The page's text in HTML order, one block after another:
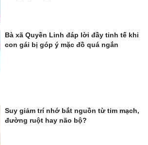
Bà xã Quyền Linh đáp lời đầy tinh tế khi
con gái bị góp ý mặc đồ quá ngắn
Suy giảm trí nhớ bắt nguồn từ tim mạch,
đường ruột hay não bộ?